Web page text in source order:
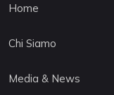
Home
Chi Siamo
Media & News